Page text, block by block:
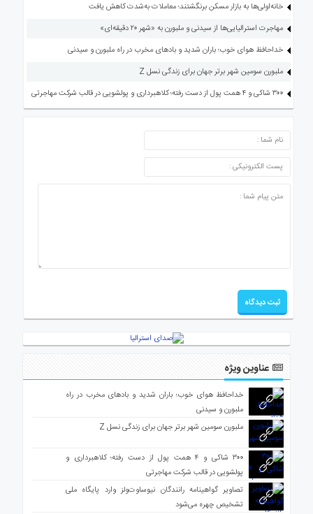
خانه‌اولی‌ها به بازار مسکن برنگشتند؛ معاملات به‌شدت کاهش یافت
مهاجرت استرالیایی‌ها از سیدنی و ملبورن به «شهر ۲۰ دقیقه‌ای»
خداحافظ هوای خوب؛ باران شدید و بادهای مخرب در راه ملبورن و سیدنی
ملبورن سومین شهر برتر جهان برای زندگی نسل Z
۳۰۰ شاکی و ۴ همت پول از دست رفته؛ کلاهبرداری و پولشویی در قالب شرکت مهاجرتی
ارسال دیدگاه
عناوین ویژه
خداحافظ هوای خوب؛ باران شدید و بادهای مخرب در راه
ملبورن و سیدنی
ملبورن سومین شهر برتر جهان برای زندگی نسل Z
۳۰۰ شاکی و ۴ همت پول از دست رفته؛ کلاهبرداری و
پولشویی در قالب شرکت مهاجرتی
تصاویر گواهینامه رانندگان نیوساوت‌ولز وارد پایگاه ملی
تشخیص چهره می‌شود